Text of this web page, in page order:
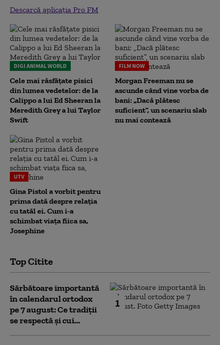
Descarcă aplicația Pro FM
DIGI ANIMAL WORLD
Cele mai răsfățate pisici
din lumea vedetelor: de la
Calippo a lui Ed Sheeran la
Meredith Grey a lui Taylor
Swift
FILM NOW
Morgan Freeman nu se
ascunde când vine vorba de
bani: „Dacă plătesc
suficient”, un scenariu slab
nu mai contează
UTV
Gina Pistol a vorbit pentru
prima dată despre relația
cu tatăl ei. Cum i-a
schimbat viața fiica sa,
Josephine
Top Citite
1
Sărbătoare importantă
în calendarul ortodox
pe 7 august: Ce tradiții
se respectă și cui...